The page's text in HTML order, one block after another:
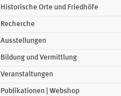
Historische Orte und Friedhöfe
Recherche
Ausstellungen
Bildung und Vermittlung
Veranstaltungen
Publikationen | Webshop